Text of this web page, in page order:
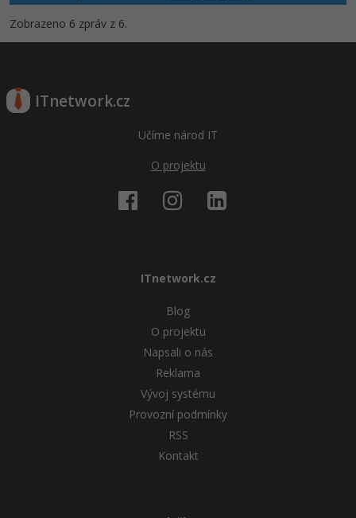
Zobrazeno 6 zpráv z 6.
ITnetwork.cz
Učíme národ IT
O projektu
ITnetwork.cz
Blog
O projektu
Napsali o nás
Reklama
Vývoj systému
Provozní podmínky
RSS
Kontakt